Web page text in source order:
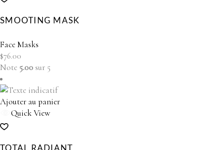
SMOOTING MASK
Face Masks
$76.00
Note 5.00 sur 5
Ajouter au panier
Quick View
TOTAL RADIANT